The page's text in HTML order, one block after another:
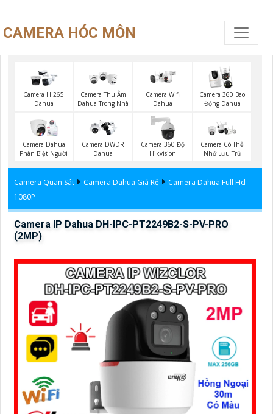
CAMERA HÓC MÔN
Camera H.265
Dahua
Camera Thu Âm
Dahua Trong Nhà
Camera Wifi
Dahua
Camera 360 Bao
Động Dahua
Camera Dahua
Phân Biệt Người
Camera DWDR
Dahua
Camera 360 Độ
Hikvision
Camera Có Thẻ
Nhớ Lưu Trữ
Camera Quan Sát Camera Dahua Giá Rẻ
Camera Dahua Full Hd
1080P
Camera IP Dahua DH-IPC-PT2249B2-S-PV-PRO
(2MP)